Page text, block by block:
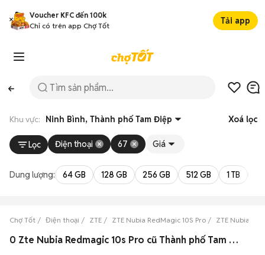
Voucher KFC đến 100k
Chỉ có trên app Chợ Tốt
Tải app
Khu vực: Ninh Bình, Thành phố Tam Điệp Xoá lọc
Lọc Điện thoại 67 Giá
Dung lượng: 64 GB 128 GB 256 GB 512 GB 1 TB
Chợ Tốt Điện thoại ZTE ZTE Nubia RedMagic 10S Pro ZTE Nubia
0 Zte Nubia Redmagic 10s Pro cũ Thành phố Tam Điệp, Ninh Bình đẹp